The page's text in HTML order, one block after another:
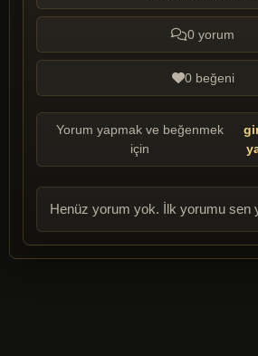
0 yorum
0 beğeni
Yorum yapmak ve beğenmek
için
Henüz yorum yok. İlk yorumu sen